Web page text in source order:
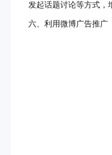
发起话题讨论等方式，
六、利用微博广告推广